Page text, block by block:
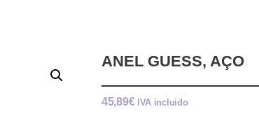
ANEL GUESS, AÇO
45,89€ IVA incluido